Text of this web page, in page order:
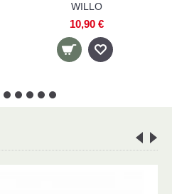
padėkliukas WILLO
15,90 €